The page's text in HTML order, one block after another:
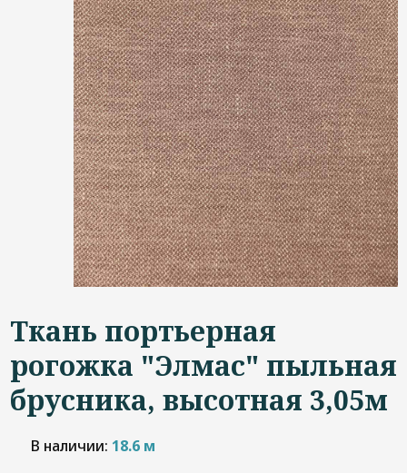
Отзывы
Дизайнерам
Контакты
+7 (4822) 453-534
Ткань портьерная
рогожка "Элмас" пыльная
брусника, высотная 3,05м
В наличии: 18.6 м